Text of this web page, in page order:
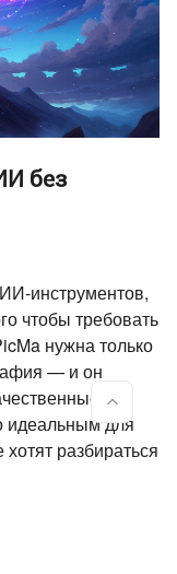
без
инструментов,
чтобы требовать
нужна только
— и он
идеальным для
разбираться